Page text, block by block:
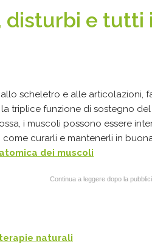
disturbi e tutti
allo scheletro e alle articolazioni,
la triplice funzione di sostegno
i muscoli possono essere
curarli e mantenerli in
dei muscoli
Continua a leggere dopo la
naturali